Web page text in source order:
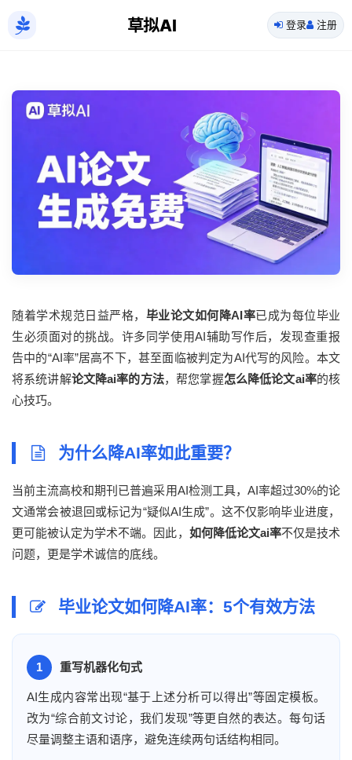
草拟AI 登录 注册
随着学术规范日益严格， 毕业论文如何降AI率已成为每位毕业
生必须面对的挑战。许多同学使用AI辅助写作后，发现查重报
告中的“AI率”居高不下，甚至面临被判定为AI代写的风险。本文
将系统讲解论文降ai率的方法，帮您掌握怎么降低论文ai率的核
心技巧。
为什么降AI率如此重要？
当前主流高校和期刊已普遍采用AI检测工具，AI率超过30%的论
文通常会被退回或标记为“疑似AI生成”。这不仅影响毕业进度，
更可能被认定为学术不端。因此， 如何降低论文ai率不仅是技术
问题，更是学术诚信的底线。
毕业论文如何降AI率：5个有效方法
1 重写机器化句式
AI生成内容常出现“基于上述分析可以得出”等固定模板。
改为“综合前文讨论，我们发现”等更自然的表达。每句话
尽量调整主语和语序，避免连续两句话结构相同。